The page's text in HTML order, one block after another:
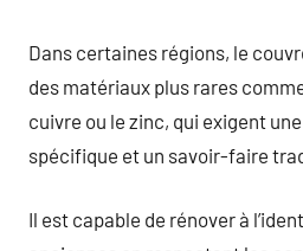
Dans certaines régions, le
des matériaux plus rares
cuivre ou le zinc, qui exigent
spécifique et un savoir-faire
Il est capable de rénover à